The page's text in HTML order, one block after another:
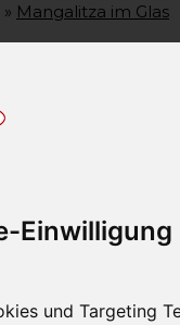
Einwilligung
und Targeting
Mangalitza im Glas
200g